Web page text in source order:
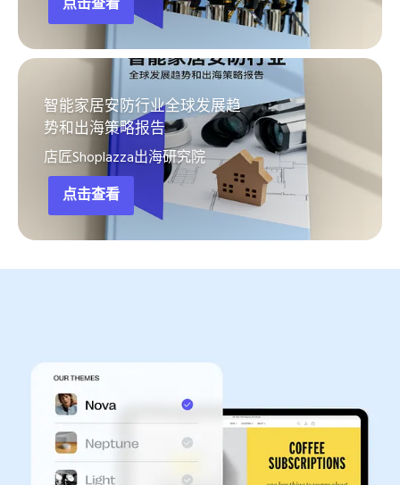
智能家居安防行业全球发展趋
势和出海策略报告
店匠Shoplazza出海研究院
点击查看